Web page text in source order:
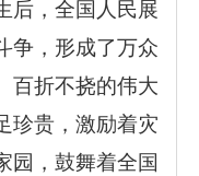
，全国人民展
争，形成了万众
百折不挠的伟大
珍贵，激励着灾
园，鼓舞着全国